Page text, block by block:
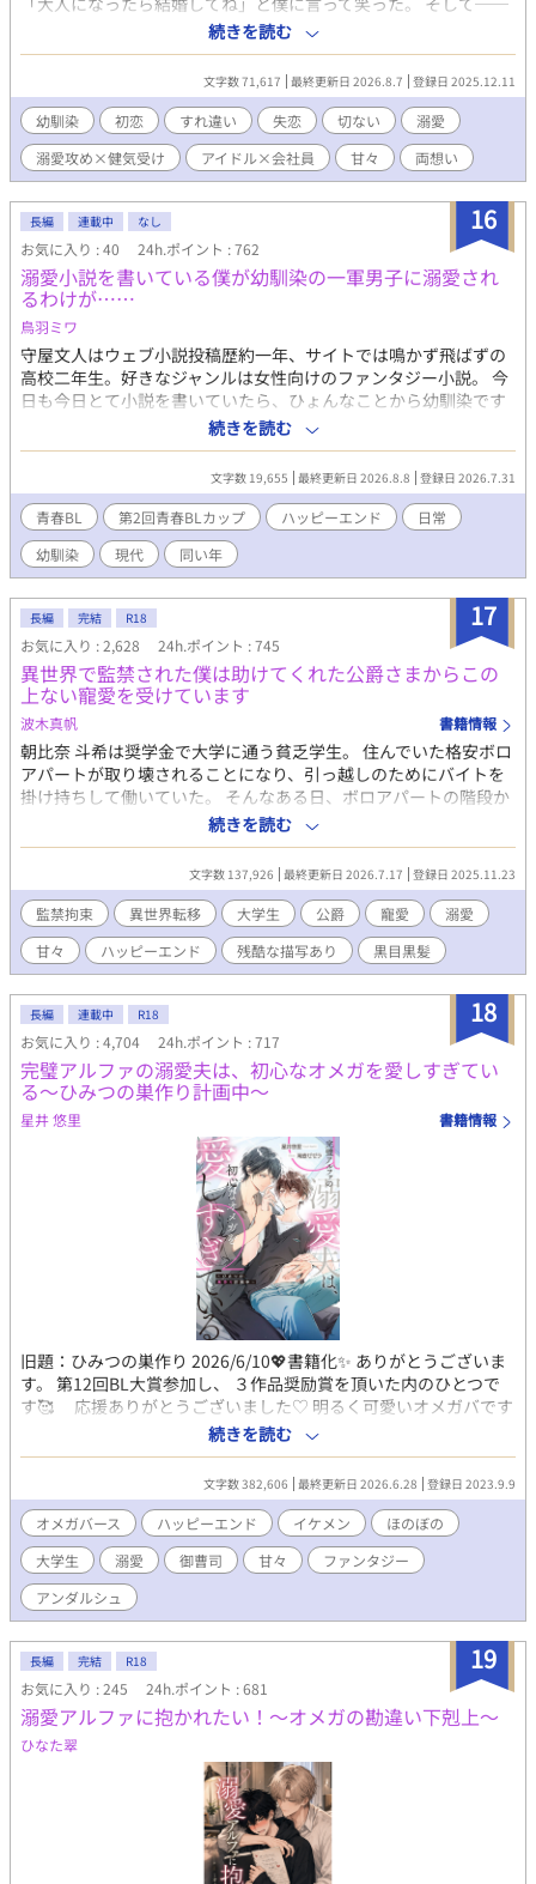
今日、君は僕じゃない別の人と結婚する。 結婚式で花束を渡す時
に胸が痛いんだ。 「こいつ、幼馴染なんだ。センスいいだろ？」
誇らしげに笑う君と、その隣で微笑む綺麗な奥さん。 叶わない恋
だってわかってる。 それでも、氷砂糖みたいに君との甘い思い出
を、僕だけの宝箱にしまって生きていく。 君の幸せを願うことだ
けが、僕にできる最後の恋だから。 そう思って、失恋の悲しみを
猫カフェで埋めていたある日のこと。 僕は“彼“に出逢った。 その
人は僕に愛を教えてくれる人でした。 はちみつみたいに甘くてや
さしくてとろける恋。ハニーメルトキスって言葉が似合う人。 そ
して僕はどうやら彼の最推しになってしまったらしいんです。 け
れど、彼の生き方は僕とはまるで正反対で──。 『国民的彼氏
No.1』カリスマアイドル×失恋したてほやほやの広報部会社員
──────────── 作品へのご感想ありがとうございます
♡♡ わたしの押し間違いで、ネタバレあり表示になってしまいま
した。 変更ができないようなので、こちらでお知らせさせていた
だきます(*^^*) ご感想とても嬉しいです！ありがとうございま
す。 ✩タイトル変更のお知らせ✩ (旧) 昔「結婚しよう」と言って
くれた幼馴染は今日、僕以外の人と結婚する
続きを読む
文字数 71,617 最終更新日 2026.8.7 登録日 2025.12.11
幼馴染 初恋 すれ違い 失恋 切ない
溺愛
溺愛攻め×健気受け
アイドル×会社員 甘々 両想い
16
長編 連載中 なし
お気に入り : 40 24h.ポイント : 762
溺愛小説を書いている僕が幼馴染の一軍男子に溺愛され
るわけが……
鳥羽ミワ
守屋文人はウェブ小説投稿歴約一年、サイトでは鳴かず飛ばずの
高校二年生。好きなジャンルは女性向けのファンタジー小説。 今
日も今日とて小説を書いていたら、ひょんなことから幼馴染です
っかり疎遠になっていた一軍男子・青井晴樹にバレてしまった。
いまだに泣き虫の癖が直らない晴樹に「小説を読みたい」と迫ら
れ、その泣き出しそうな目に良心をちくちく刺激された文人は、
自分の投稿作品を教えてしまう。 これでつまらないとか思われた
らどうしよう。 不安がる文人をよそに、晴樹は文人へ甘々に急接
近する。小説を面白いと言われ、なぜか優しくされて、文人はそ
の本心が分からないながらも晴樹へ溺れていく……。 すれ違う幼
馴染、から回る恋心、満たされない承認欲求。果たして文人は晴
樹の本心を暴き、こじれた関係をどうにか解決できるのか！？
続きを読む
文字数 19,655 最終更新日 2026.8.8 登録日 2026.7.31
青春BL 第2回青春BLカップ ハッピーエンド
日常
幼馴染
現代 同い年
17
長編 完結 R18
お気に入り : 2,628 24h.ポイント : 745
異世界で監禁された僕は助けてくれた公爵さまからこの
上ない寵愛を受けています
波木真帆 書籍情報
朝比奈 斗希は奨学金で大学に通う貧乏学生。 住んでいた格安ボロ
アパートが取り壊されることになり、引っ越しのためにバイトを
掛け持ちして働いていた。 そんなある日、ボロアパートの階段か
ら落ち、気づいたら深い森の中にいた。 猟銃を持った男に狙わ
れ、男の家で監禁されることに。 絶体絶命の中、助け出してくれ
た人がいて…… 異世界からやってきた何も状況がわからない美青
年大学生と、彼をひとめ見て美しさに魅了された公爵さまの甘い
ラブストーリー。 そこまでは長くならない予定です。 R18には※
つけます。
続きを読む
文字数 137,926 最終更新日 2026.7.17 登録日 2025.11.23
監禁拘束 異世界転移 大学生 公爵 寵愛
溺愛
甘々
ハッピーエンド 残酷な描写あり 黒目黒髪
18
長編 連載中 R18
お気に入り : 4,704 24h.ポイント : 717
完璧アルファの溺愛夫は、初心なオメガを愛しすぎてい
る～ひみつの巣作り計画中～
星井 悠里 書籍情報
旧題：ひみつの巣作り 2026/6/10💖書籍化✨ ありがとうございま
す。 第12回BL大賞参加し、 ３作品奨励賞を頂いた内のひとつで
す🥰 応援ありがとうございました♡ 明るく可愛いオメガバです
♡ 学生結婚の夫夫🩵 仲良しです(*´艸`*) 【公式あらすじ】 あ
る日突然オメガに変性してしまった、元アルファの慧（けい）。
ヒートになっていたところを、かつてのライバルだった颯（はや
て）に助けられ、 そのまま彼と番になり、結婚までしてしまっ
た。 中高生時代によく競い合っていたけれど、夫になった颯は、
あの頃とは違って慧に 優しく、甘く蕩けるような愛をくれる。 慧
は颯との新婚生活をとても幸せに過ごしていたけれど、ある日ふ
と思った。 ――運命の番だから、相手のことを好きって思いこん
じゃってる……？ でもそれは嫌だった。ちゃんと颯と恋をし合
うして慧は颯にちゃんと恋をしてもらうべく、とある作戦を始め
る！ 新婚夫夫のあまあまオメガバースBL、ついに書籍化!!
◆◇◆ 2023/9/9投稿→9/10BLranking15位♡ 9/14 12位🥰
♡ ベスト10入りありがとうございます💖 9/20 ベスト5入り
🥰♡ BL大賞初日6位スタートでした。ありがとうございます☺️ 最
終結果8位でした🥰 ありがとうございました✨ ◇ ◇ ◇ ◇
2024年 またBL大賞参加します。完結できるといいな。よろしく
お願いします🩷 初日のrankingは３位でした✨ありがとうござい
ます( ﾉД`)🩷 2024/11/28 完結しました。 感想など、ありがとう
ございます。 意地っ張りな元αのΩくんが素直になってく様。可愛
続きを読む
文字数 382,606 最終更新日 2026.6.28 登録日 2023.9.9
オメガバース ハッピーエンド イケメン
ほのぼの
大学生
溺愛 御曹司 甘々
ファンタジー
アンダルシュ
19
長編 完結 R18
お気に入り : 245 24h.ポイント : 681
溺愛アルファに抱かれたい！～オメガの勘違い下剋上～
ひなた翠